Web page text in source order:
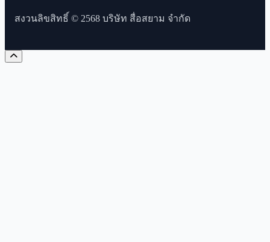
สงวนลิขสิทธิ์ © 2568 บริษัท สื่อสยาม จำกัด